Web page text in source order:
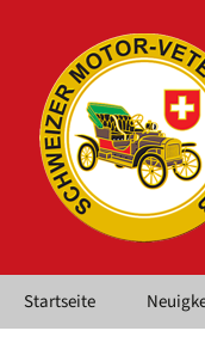
zum
Startseite